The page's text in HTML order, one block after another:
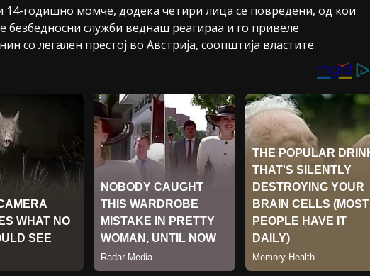
14-годишно момче, додека четири лица се повредени, од кои
безбедносни служби веднаш реагираа и го привеле
со легален престој во Австрија, соопштија властите.